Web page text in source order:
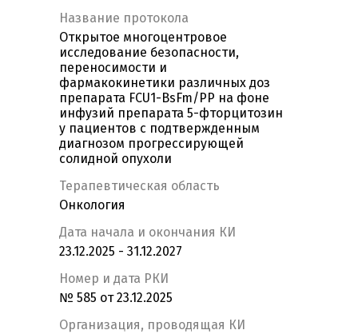
Название протокола
Открытое многоцентровое
исследование безопасности,
переносимости и
фармакокинетики различных доз
препарата FCU1-BsFm/PP на фоне
инфузий препарата 5-фторцитозин
у пациентов c подтвержденным
диагнозом прогрессирующей
солидной опухоли
Терапевтическая область
Онкология
Дата начала и окончания КИ
23.12.2025 - 31.12.2027
Номер и дата РКИ
№ 585 от 23.12.2025
Организация, проводящая КИ